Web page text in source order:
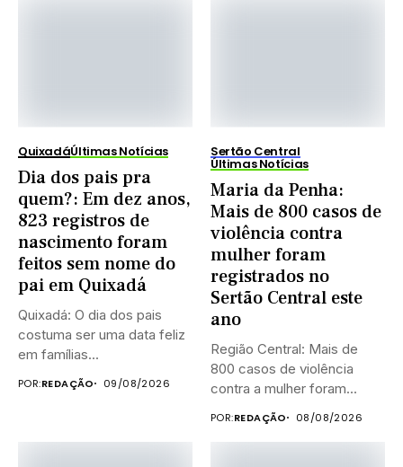
QuixadáÚltimas Notícias
Dia dos pais pra
quem?: Em dez anos,
823 registros de
nascimento foram
feitos sem nome do
pai em Quixadá
Quixadá: O dia dos pais
costuma ser uma data feliz
em famílias...
POR:REDAÇÃO 09/08/2026
Sertão Central
Últimas Notícias
Maria da Penha:
Mais de 800 casos de
violência contra
mulher foram
registrados no
Sertão Central este
ano
Região Central: Mais de
800 casos de violência
contra a mulher foram...
POR:REDAÇÃO 08/08/2026